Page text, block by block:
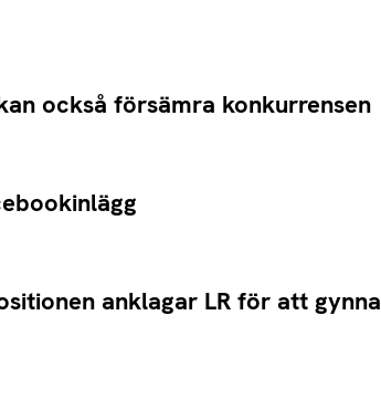
också försämra konkurrensen
anklagar LR för att gynna